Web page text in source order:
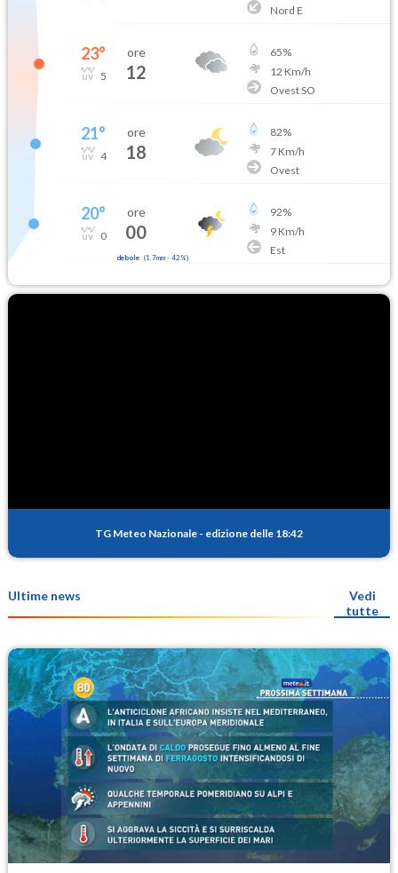
Nord E
23°
5
ore
12
65%
12 Km/h
Ovest SO
21°
4
ore
18
82%
7Km/h
Ovest
20°
0
ore
00
debole (1.7mm- 42 %)
92%
9Km/h
Est
TG Meteo Nazionale - edizione delle 18:42
Ultime news
Vedi
tutte